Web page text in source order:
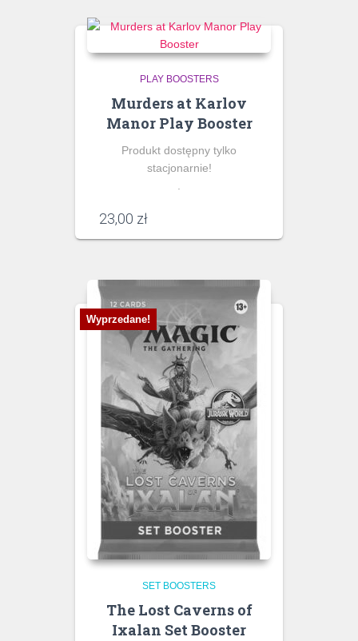
PLAY BOOSTERS
Murders at Karlov
Manor Play Booster
Produkt dostępny tylko
stacjonarnie!
.
23,00 zł
Wyprzedane!
SET BOOSTERS
The Lost Caverns of
Ixalan Set Booster